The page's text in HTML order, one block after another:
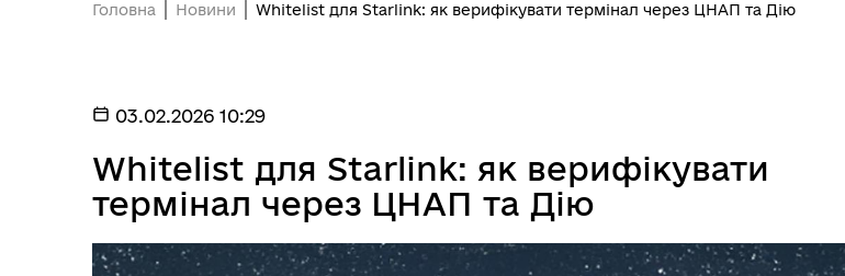
Головна Новини Whitelist для Starlink: як верифікувати термінал через ЦНАП та Дію
03.02.2026 10:29
Whitelist для Starlink: як верифікувати
термінал через ЦНАП та Дію